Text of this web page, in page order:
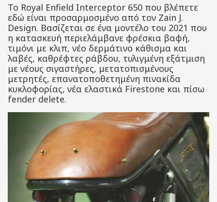
Το Royal Enfield Interceptor 650 που βλέπετε
εδώ είναι προσαρμοσμένο από τον Zain J.
Design. Βασίζεται σε ένα μοντέλο του 2021 που
η κατασκευή περιελάμβανε φρέσκια βαφή,
τιμόνι με κλιπ, νέο δερμάτινο κάθισμα και
λαβές, καθρέφτες ράβδου, τυλιγμένη εξάτμιση
με νέους σιγαστήρες, μετατοπισμένους
μετρητές, επανατοποθετημένη πινακίδα
κυκλοφορίας, νέα ελαστικά Firestone και πίσω
fender delete.